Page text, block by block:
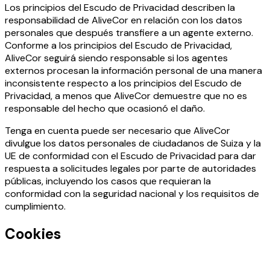
Los principios del Escudo de Privacidad describen la
responsabilidad de AliveCor en relación con los datos
personales que después transfiere a un agente externo.
Conforme a los principios del Escudo de Privacidad,
AliveCor seguirá siendo responsable si los agentes
externos procesan la información personal de una manera
inconsistente respecto a los principios del Escudo de
Privacidad, a menos que AliveCor demuestre que no es
responsable del hecho que ocasionó el daño.
Tenga en cuenta puede ser necesario que AliveCor
divulgue los datos personales de ciudadanos de Suiza y la
UE de conformidad con el Escudo de Privacidad para dar
respuesta a solicitudes legales por parte de autoridades
públicas, incluyendo los casos que requieran la
conformidad con la seguridad nacional y los requisitos de
cumplimiento.
Cookies